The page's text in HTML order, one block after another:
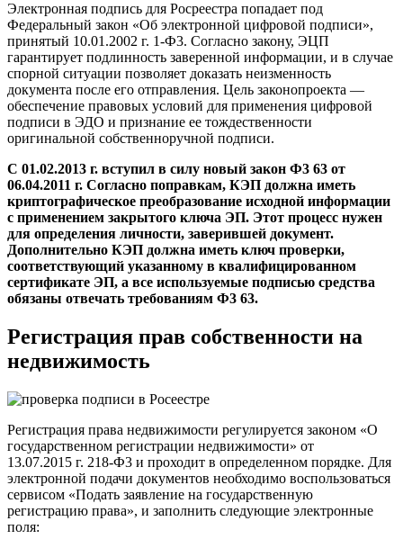
Электронная подпись для Росреестра попадает под
Федеральный закон «Об электронной цифровой подписи»,
принятый 10.01.2002 г. 1-Ф3. Согласно закону, ЭЦП
гарантирует подлинность заверенной информации, и в случае
спорной ситуации позволяет доказать неизменность
документа после его отправления. Цель законопроекта —
обеспечение правовых условий для применения цифровой
подписи в ЭДО и признание ее тождественности
оригинальной собственноручной подписи.
С 01.02.2013 г. вступил в силу новый закон Ф3 63 от
06.04.2011 г. Согласно поправкам, КЭП должна иметь
криптографическое преобразование исходной информации
с применением закрытого ключа ЭП. Этот процесс нужен
для определения личности, заверившей документ.
Дополнительно КЭП должна иметь ключ проверки,
соответствующий указанному в квалифицированном
сертификате ЭП, а все используемые подписью средства
обязаны отвечать требованиям Ф3 63.
Регистрация прав собственности на
недвижимость
Регистрация права недвижимости регулируется законом «О
государственном регистрации недвижимости» от
13.07.2015 г. 218-Ф3 и проходит в определенном порядке. Для
электронной подачи документов необходимо воспользоваться
сервисом «Подать заявление на государственную
регистрацию права», и заполнить следующие электронные
поля: